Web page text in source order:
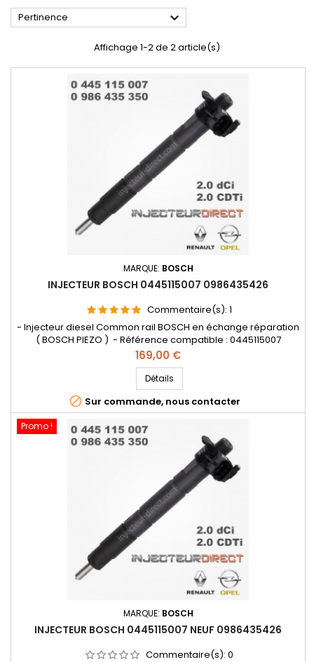
Pertinence 
Affichage 1-2 de 2 article(s)
MARQUE: BOSCH
INJECTEUR BOSCH 0445115007 0986435426
Commentaire(s): 1
- Injecteur diesel Common rail BOSCH en échange réparation
( BOSCH PIEZO ) - Référence compatible : 0445115007
,0986435350 , 0986435426 , 7701476567 , 7701477158 ,
8200340068 , 8200409398 , 8200505056 , 8200804536 ,
8201408759 , 166003429R , 4431258 , 93161695 , 95517514 - Pour
motorisation Renault 2.0 dCi , Opel 2.0 CDTI
Prix
169,00 €
Détails
 Sur commande, nous contacter
Promo !
MARQUE: BOSCH
INJECTEUR BOSCH 0445115007 NEUF 0986435426
Commentaire(s): 0